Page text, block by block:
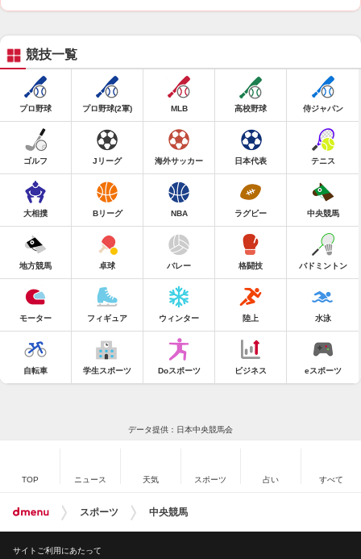
競技一覧
プロ野球 プロ野球(2軍) MLB 高校野球 侍ジャパン
ゴルフ Jリーグ 海外サッカー 日本代表 テニス
大相撲 Bリーグ NBA ラグビー 中央競馬
地方競馬 卓球 バレー 格闘技 バドミントン
モーター フィギュア ウィンター 陸上 水泳
自転車 学生スポーツ Doスポーツ ビジネス eスポーツ
データ提供：日本中央競馬会
TOP ニュース 天気 スポーツ 占い すべて
スポーツ 中央競馬
サイトご利用にあたって